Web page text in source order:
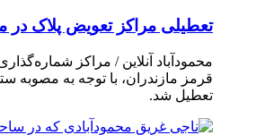
تعطیلی مراکز تعویض پلاک در
محمودآباد آنلاین / مراکز
قرمز مازندران، با توجه به مصوبه
تعطیل شد.